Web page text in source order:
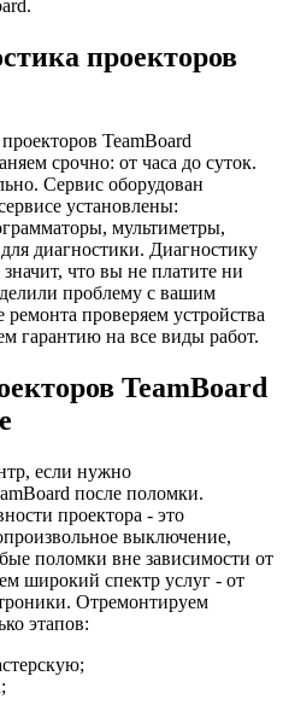
проекторов
TeamBoard
срочно: от часа до суток.
Сервис оборудован
установлены:
мультиметры,
диагностики. Диагностику
что вы не платите ни
проблему с вашим
проверяем устройства
гарантию на все виды работ.
TeamBoard
если нужно
после поломки.
проектора - это
выключение,
поломки вне зависимости от
широкий спектр услуг - от
Отремонтируем
этапов: